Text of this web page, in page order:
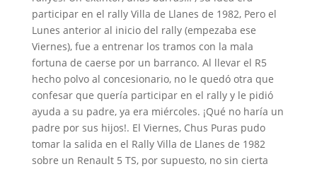
participar en el rally Villa de Llanes de 1982, Pero el
Lunes anterior al inicio del rally (empezaba ese
Viernes), fue a entrenar los tramos con la mala
fortuna de caerse por un barranco. Al llevar el R5
hecho polvo al concesionario, no le quedó otra que
confesar que quería participar en el rally y le pidió
ayuda a su padre, ya era miércoles. ¡Qué no haría un
padre por sus hijos!. El Viernes, Chus Puras pudo
tomar la salida en el Rally Villa de Llanes de 1982
sobre un Renault 5 TS, por supuesto, no sin cierta